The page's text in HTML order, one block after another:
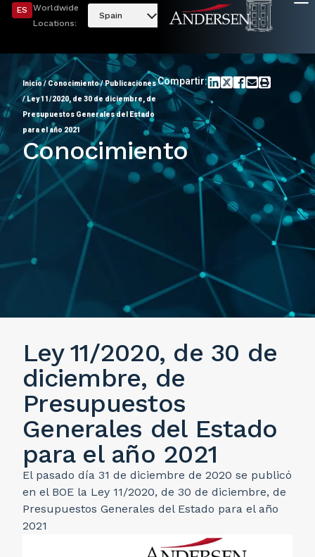
ES
Worldwide
Locations:
Spain
Inicio/ Conocimiento/Publicaciones
/Ley 11/2020, de 30 de diciembre, de
Presupuestos Generales del Estado
para el año 2021
Compartir:
Conocimiento
Ley 11/2020, de 30 de
diciembre, de
Presupuestos
Generales del Estado
para el año 2021
El pasado día 31 de diciembre de 2020 se publicó
en el BOE la Ley 11/2020, de 30 de diciembre, de
Presupuestos Generales del Estado para el año
2021